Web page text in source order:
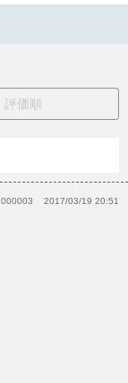
評価順
000003 2017/03/19 20:51